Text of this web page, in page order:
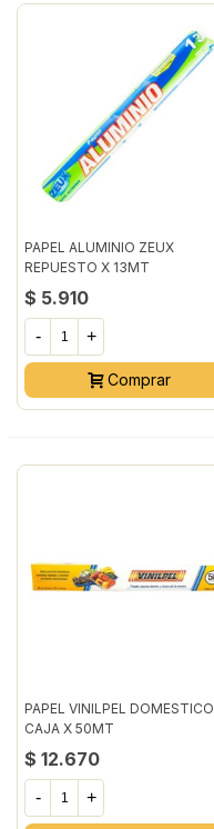
PAPEL ALUMINIO ZEUX
REPUESTO X 13MT
$ 5.910
- +
Comprar
PAPEL VINILPEL DOMESTICO
CAJA X 50MT
$ 12.670
- +